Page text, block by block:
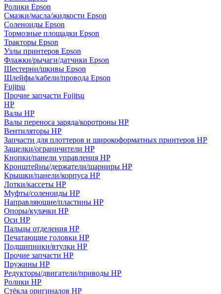
Ролики Epson
Смазки/масла/жидкости Epson
Соленоиды Epson
Тормозные площадки Epson
Тракторы Epson
Узлы принтеров Epson
Флажки/рычаги/датчики Epson
Шестерни/шкивы Epson
Шлейфы/кабели/провода Epson
Fujitsu
Прочие запчасти Fujitsu
HP
Валы HP
Валы переноса заряда/коротроны HP
Вентиляторы HP
Запчасти для плоттеров и широкоформатных принтеров HP
Защелки/ограничители HP
Кнопки/панели управления HP
Кронштейны/держатели/шарниры HP
Крышки/панели/корпуса HP
Лотки/кассеты HP
Муфты/соленоиды HP
Направляющие/пластины HP
Опоры/кулачки HP
Оси HP
Пальцы отделения HP
Печатающие головки HP
Подшипники/втулки HP
Прочие запчасти HP
Пружины HP
Редукторы/двигатели/приводы HP
Ролики HP
Стёкла оригиналов HP